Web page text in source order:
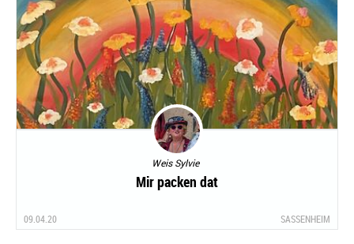
Weis Sylvie
Mir packen dat
09.04.20 SASSENHEIM